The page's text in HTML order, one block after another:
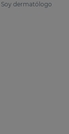
Soy dermatólogo